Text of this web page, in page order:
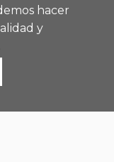
hacer
y